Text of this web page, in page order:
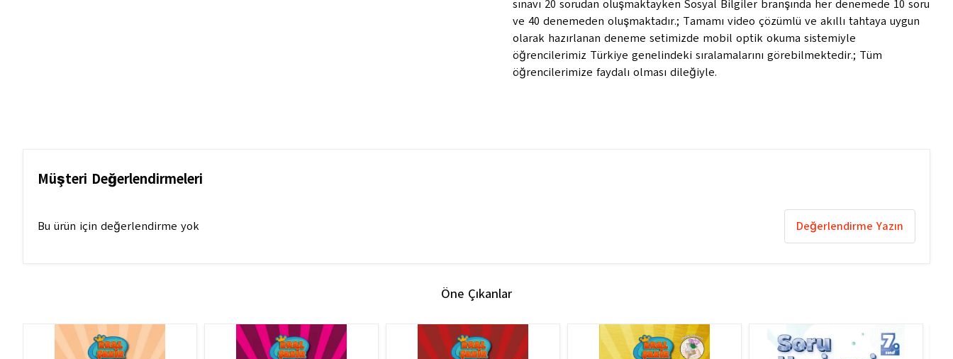
sınavı 20 sorudan oluşmaktayken Sosyal Bilgiler branşında her denemede 10 soru
ve 40 denemeden oluşmaktadır.; Tamamı video çözümlü ve akıllı tahtaya uygun
olarak hazırlanan deneme setimizde mobil optik okuma sistemiyle
öğrencilerimiz Türkiye genelindeki sıralamalarını görebilmektedir.; Tüm
öğrencilerimize faydalı olması dileğiyle.
Müşteri Değerlendirmeleri
Bu ürün için değerlendirme yok Değerlendirme Yazın
Öne Çıkanlar